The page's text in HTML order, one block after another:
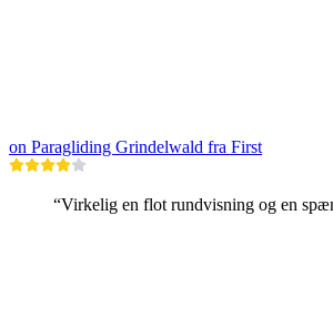
on Paragliding Grindelwald fra First
“Virkelig en flot rundvisning og en